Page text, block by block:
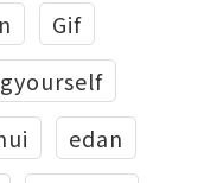
Gif
edan